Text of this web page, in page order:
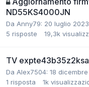
ND55KS4000JN
Da Anny79: 20 luglio 2023
5 risposte 19,3k
TV expte43b35z2ksa
Da Alex7504: 18
1 risposta 1k